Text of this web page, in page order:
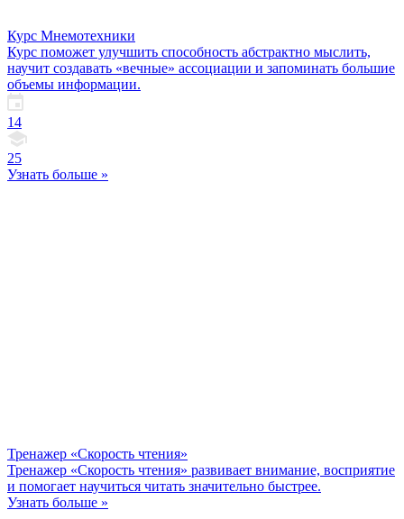
Курс Мнемотехники
Курс поможет улучшить способность абстрактно мыслить,
научит создавать «вечные» ассоциации и запоминать большие
объемы информации.
14
25
Узнать больше »
Тренажер «Скорость чтения»
Тренажер «Скорость чтения» развивает внимание, восприятие
и помогает научиться читать значительно быстрее.
Узнать больше »